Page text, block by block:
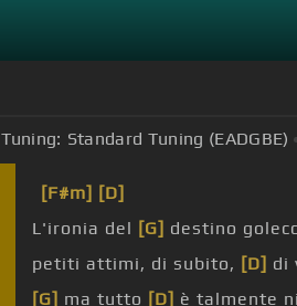
Tuning: Standard Tuning (EADGBE)
[F#m] [D]
L'ironia del [G] destino
petiti attimi, di subito, [D] di
[G] ma tutto [D] è talmente